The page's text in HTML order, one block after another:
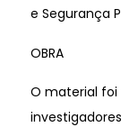
e Segurança
OBRA
O material foi